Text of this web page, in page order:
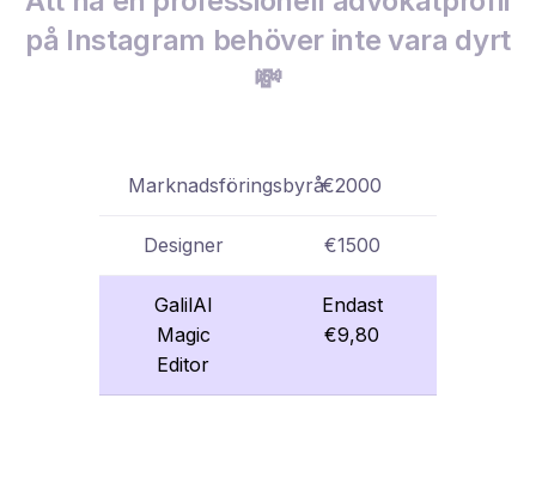
på Instagram behöver inte vara dyrt
💸
Marknadsföringsbyrå€2000
Designer €1500
GalilAI
Magic
Editor
Endast
€9,80